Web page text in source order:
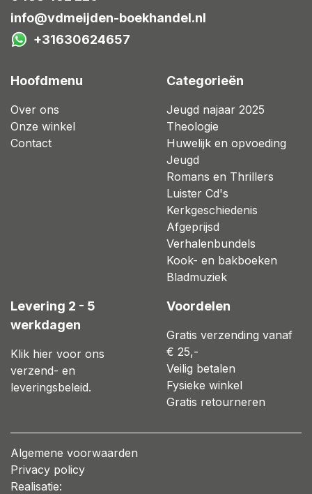
info@vdmeijden-boekhandel.nl
+31630624657
Hoofdmenu
Over ons
Onze winkel
Contact
Categorieën
Jeugd najaar 2025
Theologie
Huwelijk en opvoeding
Jeugd
Romans en Thrillers
Luister Cd's
Kerkgeschiedenis
Afgeprijsd
Verhalenbundels
Kook- en bakboeken
Bladmuziek
Levering 2 - 5
werkdagen
Klik hier voor ons
verzend- en
leveringsbeleid.
Voordelen
Gratis verzending vanaf
€ 25,-
Veilig betalen
Fysieke winkel
Gratis retourneren
Algemene voorwaarden
Privacy policy
Realisatie: